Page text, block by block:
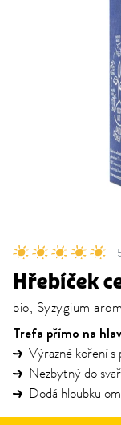
Hřebíček
bio, Syzygium
Trefa přímo na
Výrazné koření s
Nezbytný do
Dodá hloubku